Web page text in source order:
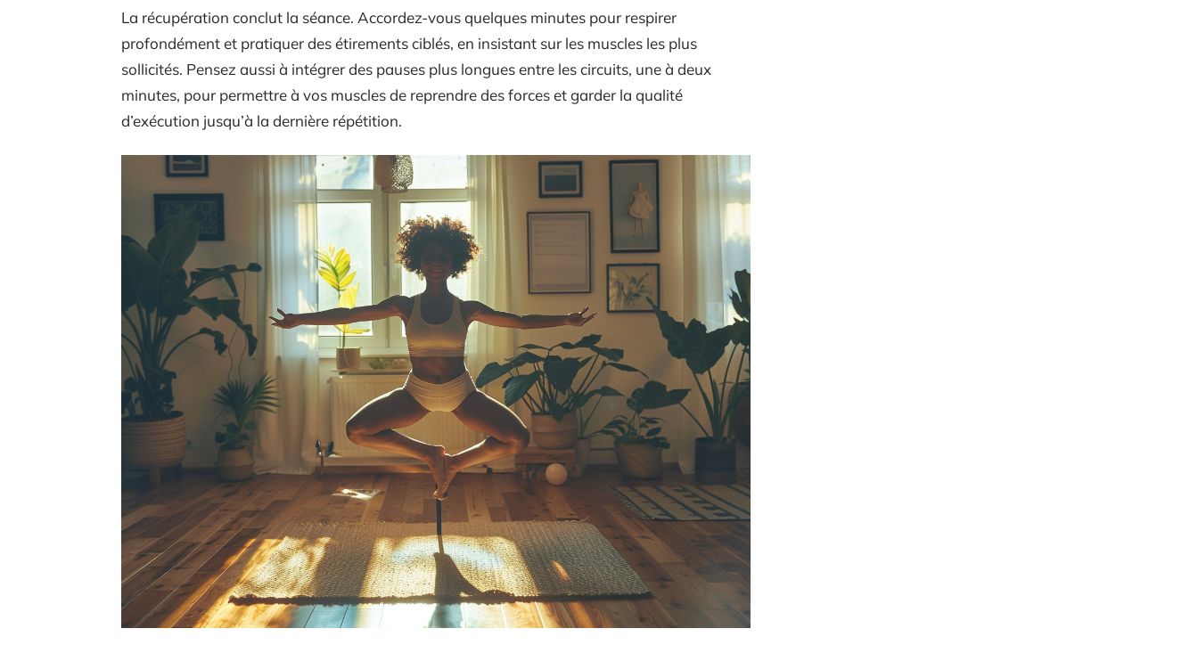
La récupération conclut la séance. Accordez-vous quelques minutes pour respirer
profondément et pratiquer des étirements ciblés, en insistant sur les muscles les plus
sollicités. Pensez aussi à intégrer des pauses plus longues entre les circuits, une à deux
minutes, pour permettre à vos muscles de reprendre des forces et garder la qualité
d’exécution jusqu’à la dernière répétition.